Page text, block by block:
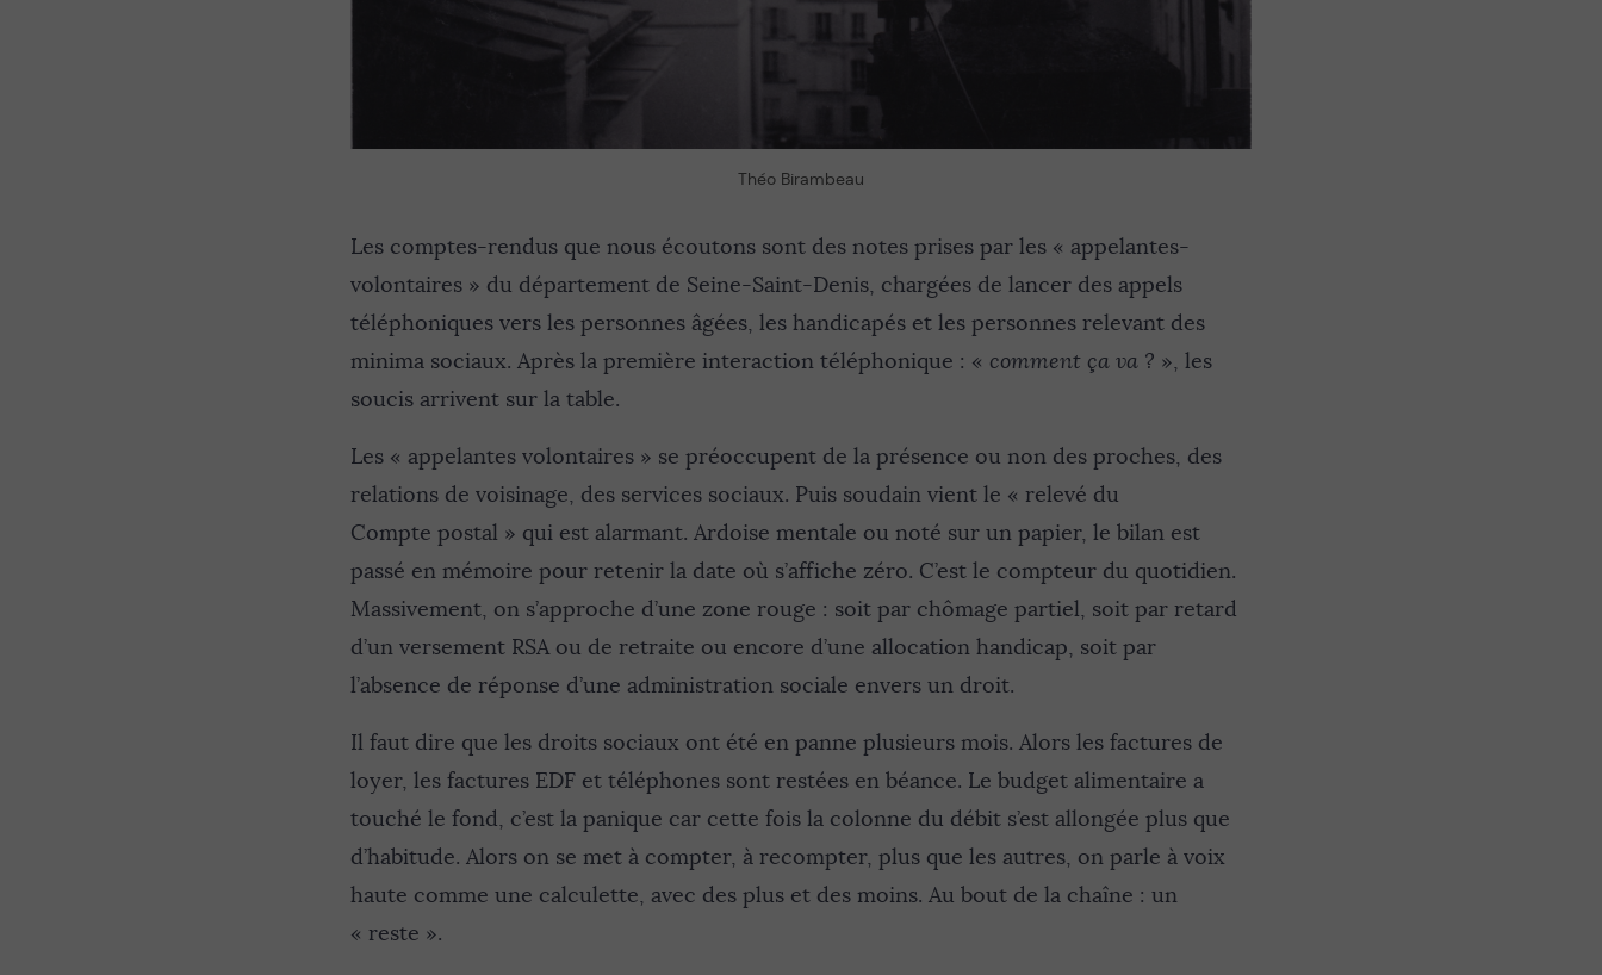
Théo Birambeau
Les comptes-rendus que nous écoutons sont des notes prises par les « appelantes-
volontaires » du département de Seine-Saint-Denis, chargées de lancer des appels
téléphoniques vers les personnes âgées, les handicapés et les personnes relevant des
minima sociaux. Après la première interaction téléphonique : « comment ça va ? », les
soucis arrivent sur la table.
Les « appelantes volontaires » se préoccupent de la présence ou non des proches, des
relations de voisinage, des services sociaux. Puis soudain vient le « relevé du
Compte postal » qui est alarmant. Ardoise mentale ou noté sur un papier, le bilan est
passé en mémoire pour retenir la date où s’affiche zéro. C’est le compteur du quotidien.
Massivement, on s’approche d’une zone rouge : soit par chômage partiel, soit par retard
d’un versement RSA ou de retraite ou encore d’une allocation handicap, soit par
l’absence de réponse d’une administration sociale envers un droit.
Il faut dire que les droits sociaux ont été en panne plusieurs mois. Alors les factures de
loyer, les factures EDF et téléphones sont restées en béance. Le budget alimentaire a
touché le fond, c’est la panique car cette fois la colonne du débit s’est allongée plus que
d’habitude. Alors on se met à compter, à recompter, plus que les autres, on parle à voix
haute comme une calculette, avec des plus et des moins. Au bout de la chaîne : un
« reste ».